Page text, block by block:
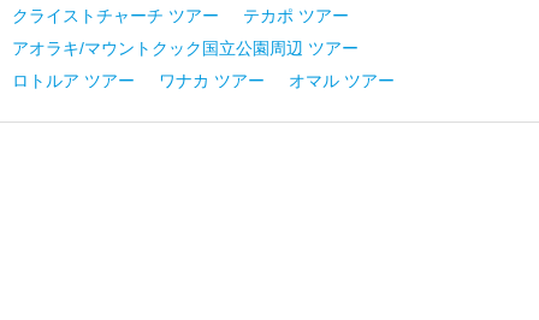
クライストチャーチ ツアー
テカポ ツアー
アオラキ/マウントクック国立公園周辺 ツアー
ロトルア ツアー
ワナカ ツアー オマル ツアー